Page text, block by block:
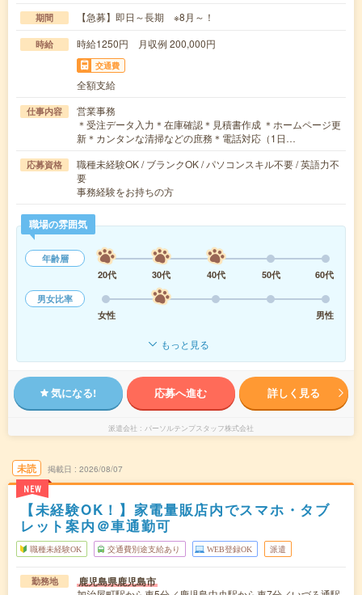
期間 【急募】即日～長期 ※8月～！
時給 時給1250円 月収例 200,000円
交通費
全額支給
仕事内容
営業事務
＊受注データ入力＊在庫確認＊見積書作成 ＊ホームページ更
新＊カンタンな清掃などの庶務＊電話対応（1日…
応募資格
職種未経験OK / ブランクOK / パソコンスキル不要 / 英語力不
要
事務経験をお持ちの方
職場の雰囲気
年齢層
20代
30代 40代 50代
60代
男女比率
女性
男性
もっと見る
気になる! 応募へ進む 詳しく見る
派遣会社 パーソルテンプスタッフ株式会社
未読
NEW
掲載日 2026/08/07
【未経験OK！】家電量販店内でスマホ・タブ
レット案内＠車通勤可
職種未経験OK 交通費別途支給あり WEB登録OK 派遣
勤務地 鹿児島県鹿児島市